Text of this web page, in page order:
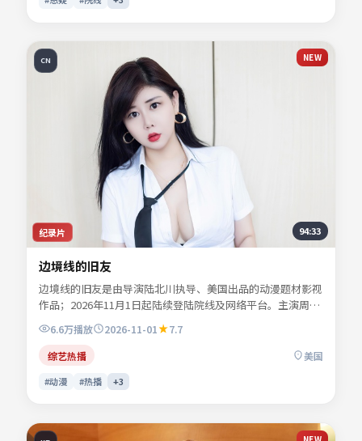
纪录片
CN NEW
94:33
边境线的旧友
边境线的旧友是由导演陆北川执导、美国出品的动漫题材影视
作品；2026年11月1日起陆续登陆院线及网络平台。主演周屿
森、乔叙言、苏念白、谢书砚等共同诠释一段充满转折的人物
命运。故事围绕都市边缘人物的抉择展开，情感真挚而不失悬
念。适合检索「动漫电影」「美国影片」「2026年上映」等
6.6万播放 2026-11-01
7.7
综艺热播
美国
#动漫 #热播 +3